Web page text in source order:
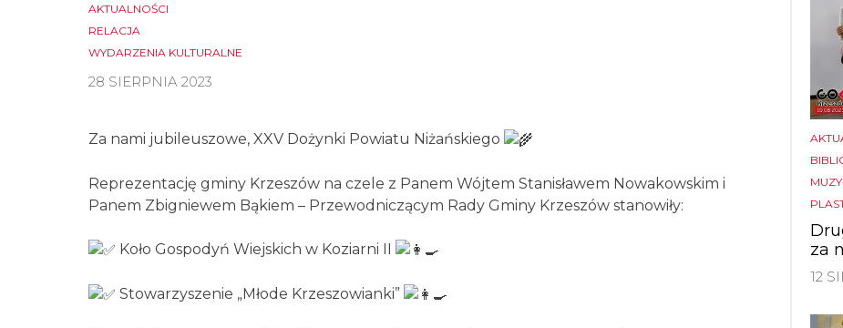
AKTUALNOŚCI
RELACJA
WYDARZENIA KULTURALNE
28 SIERPNIA 2023
Za nami jubileuszowe, XXV Dożynki Powiatu Niżańskiego
Reprezentację gminy Krzeszów na czele z Panem Wójtem Stanisławem Nowakowskim i
Panem Zbigniewem Bąkiem – Przewodniczącym Rady Gminy Krzeszów stanowiły:
Koło Gospodyń Wiejskich w Koziarni II
Stowarzyszenie „Młode Krzeszowianki”
za
12